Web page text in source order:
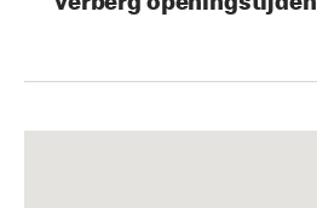
Verberg openingstijden